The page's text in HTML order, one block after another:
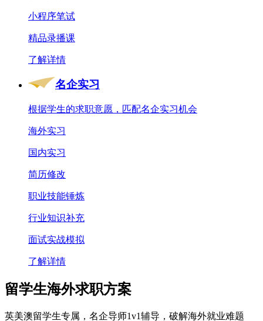
小程序笔试
精品录播课
了解详情
名企实习
根据学生的求职意愿，匹配名企实习机会
海外实习
国内实习
简历修改
职业技能锤炼
行业知识补充
面试实战模拟
了解详情
留学生海外求职方案
英美澳留学生专属，名企导师1v1辅导，破解海外就业难题